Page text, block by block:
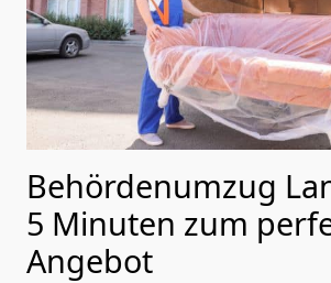
Behördenumzug
5 Minuten zum
Angebot